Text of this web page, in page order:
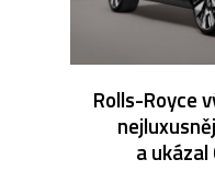
Rolls-Royce
a ukázal